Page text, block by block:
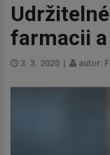
farmacii
3. 3. 2020 | autor: